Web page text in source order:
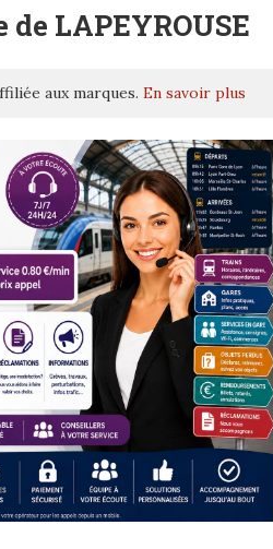
LAPEYROUSE
aux marques. En savoir plus